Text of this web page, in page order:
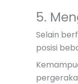
5.
Selain
posisi